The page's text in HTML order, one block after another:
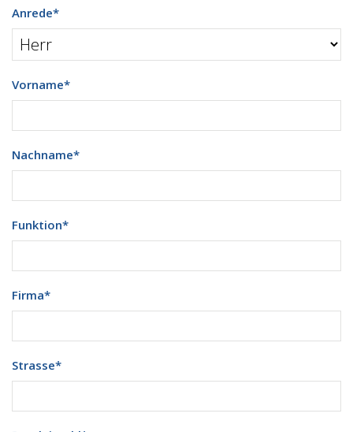
Anrede*
Vorname*
Nachname*
Funktion*
Firma*
Strasse*